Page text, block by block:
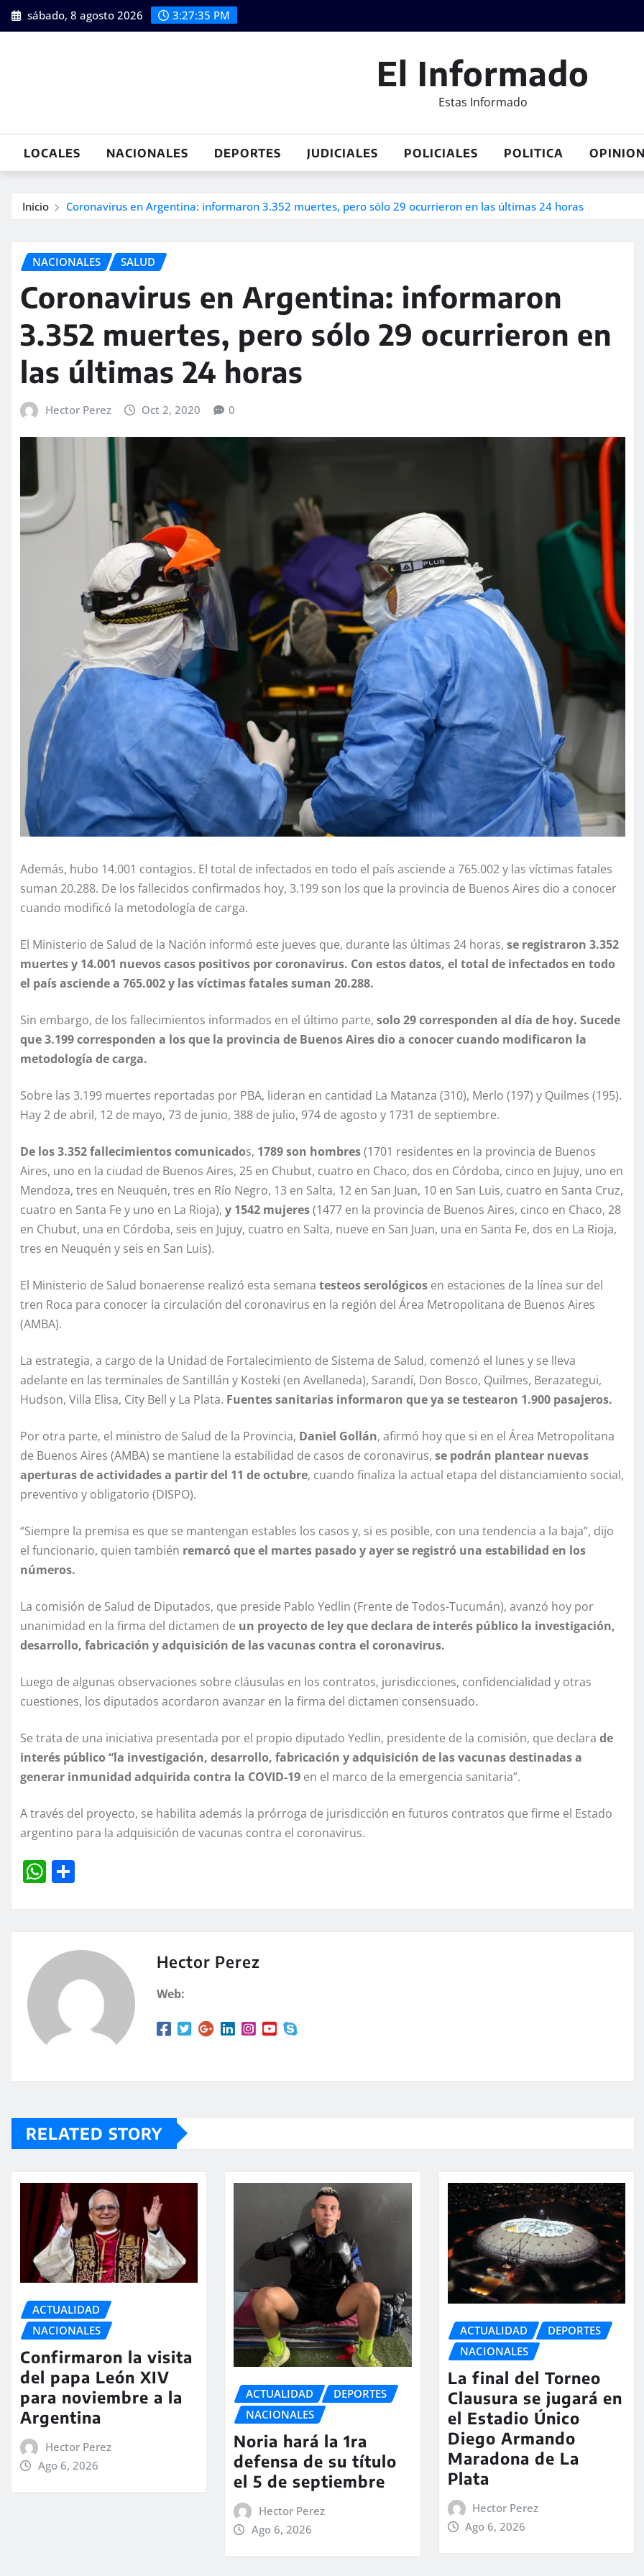
Saltar
al
sábado, 8 agosto 2026 3:27:36 PM
El Informado
Estas Informado
LOCALES NACIONALES DEPORTES JUDICIALES POLICIALES POLITICA OPINION
Inicio Coronavirus en Argentina: informaron 3.352 muertes, pero sólo 29 ocurrieron en las últimas 24 horas
NACIONALES SALUD
Coronavirus en Argentina: informaron
3.352 muertes, pero sólo 29 ocurrieron en
las últimas 24 horas
Hector Perez Oct 2, 2020 0
Además, hubo 14.001 contagios. El total de infectados en todo el país asciende a 765.002 y las víctimas fatales
suman 20.288. De los fallecidos confirmados hoy, 3.199 son los que la provincia de Buenos Aires dio a conocer
cuando modificó la metodología de carga.
El Ministerio de Salud de la Nación informó este jueves que, durante las últimas 24 horas, se registraron 3.352
muertes y 14.001 nuevos casos positivos por coronavirus. Con estos datos, el total de infectados en todo
el país asciende a 765.002 y las víctimas fatales suman 20.288.
Sin embargo, de los fallecimientos informados en el último parte, solo 29 corresponden al día de hoy. Sucede
que 3.199 corresponden a los que la provincia de Buenos Aires dio a conocer cuando modificaron la
metodología de carga.
Sobre las 3.199 muertes reportadas por PBA, lideran en cantidad La Matanza (310), Merlo (197) y Quilmes (195).
Hay 2 de abril, 12 de mayo, 73 de junio, 388 de julio, 974 de agosto y 1731 de septiembre.
De los 3.352 fallecimientos comunicados, 1789 son hombres(1701 residentes en la provincia de Buenos
Aires, uno en la ciudad de Buenos Aires, 25 en Chubut, cuatro en Chaco, dos en Córdoba, cinco en Jujuy, uno en
Mendoza, tres en Neuquén, tres en Río Negro, 13 en Salta, 12 en San Juan, 10 en San Luis, cuatro en Santa Cruz,
cuatro en Santa Fe y uno en La Rioja), y 1542 mujeres(1477 en la provincia de Buenos Aires, cinco en Chaco, 28
en Chubut, una en Córdoba, seis en Jujuy, cuatro en Salta, nueve en San Juan, una en Santa Fe, dos en La Rioja,
tres en Neuquén y seis en San Luis).
El Ministerio de Salud bonaerense realizó esta semana testeos serológicos en estaciones de la línea sur del
tren Roca para conocer la circulación del coronavirus en la región del Área Metropolitana de Buenos Aires
(AMBA).
La estrategia, a cargo de la Unidad de Fortalecimiento de Sistema de Salud, comenzó el lunes y se lleva
adelante en las terminales de Santillán y Kosteki (en Avellaneda), Sarandí, Don Bosco, Quilmes, Berazategui,
Hudson, Villa Elisa, City Bell y La Plata. Fuentes sanitarias informaron que ya se testearon 1.900 pasajeros.
Por otra parte, el ministro de Salud de la Provincia, Daniel Gollán, afirmó hoy que si en el Área Metropolitana
de Buenos Aires (AMBA) se mantiene la estabilidad de casos de coronavirus, se podrán plantear nuevas
aperturas de actividades a partir del 11 de octubre, cuando finaliza la actual etapa del distanciamiento social,
preventivo y obligatorio (DISPO).
“Siempre la premisa es que se mantengan estables los casos y, si es posible, con una tendencia a la baja”, dijo
el funcionario, quien también remarcó que el martes pasado y ayer se registró una estabilidad en los
números.
La comisión de Salud de Diputados, que preside Pablo Yedlin (Frente de Todos-Tucumán), avanzó hoy por
unanimidad en la firma del dictamen de un proyecto de ley que declara de interés público la investigación,
desarrollo, fabricación y adquisición de las vacunas contra el coronavirus.
Luego de algunas observaciones sobre cláusulas en los contratos, jurisdicciones, confidencialidad y otras
cuestiones, los diputados acordaron avanzar en la firma del dictamen consensuado.
Se trata de una iniciativa presentada por el propio diputado Yedlin, presidente de la comisión, que declara de
interés público “la investigación, desarrollo, fabricación y adquisición de las vacunas destinadas a
generar inmunidad adquirida contra la COVID-19 en el marco de la emergencia sanitaria”.
A través del proyecto, se habilita además la prórroga de jurisdicción en futuros contratos que firme el Estado
argentino para la adquisición de vacunas contra el coronavirus.
W
h
A
p
rt
Hector Perez
Web:
RELATED STORY
ACTUALIDAD
NACIONALES
Confirmaron la visita
del papa León XIV
para noviembre a la
Argentina
Hector Perez
Ago 6, 2026
ACTUALIDAD
DEPORTES
NACIONALES
Noria hará la 1ra
defensa de su título
el 5 de septiembre
Hector Perez
Ago 6, 2026
ACTUALIDAD
DEPORTES
NACIONALES
La final del Torneo
Clausura se jugará en
el Estadio Único
Diego Armando
Maradona de La
Plata
Hector Perez
Ago 6, 2026